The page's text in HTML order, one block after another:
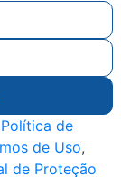
Política de
de Uso,
de Proteção